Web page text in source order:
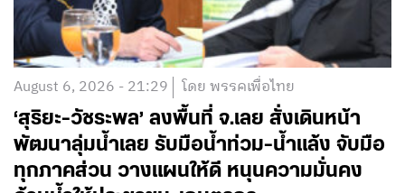
August 6, 2026 - 21:29 โดย พรรคเพื่อไทย
‘สุริยะ-วัชระพล’ ลงพื้นที่ จ.เลย สั่งเดินหน้า
พัฒนาลุ่มน้ำเลย รับมือน้ำท่วม-น้ำแล้ง จับมือ
ทุกภาคส่วน วางแผนให้ดี หนุนความมั่นคง